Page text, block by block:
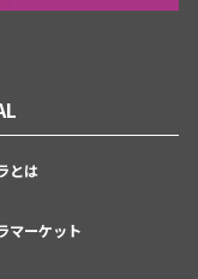
とは
マーケット